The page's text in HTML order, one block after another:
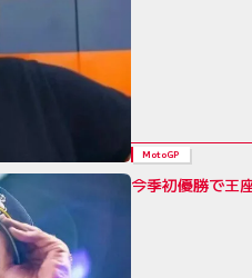
MotoGP
今季初優勝で王